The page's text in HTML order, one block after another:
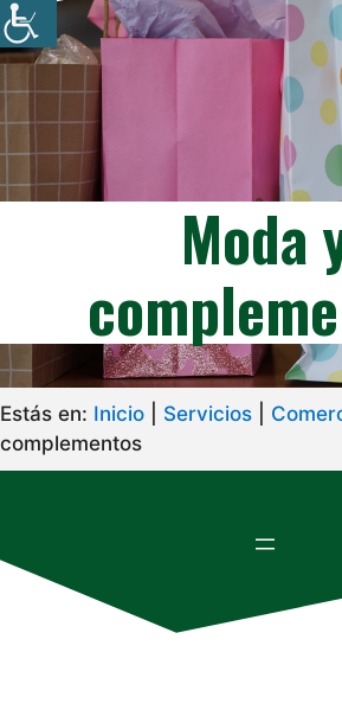
Moda
Estás en: Inicio Servicios
complementos